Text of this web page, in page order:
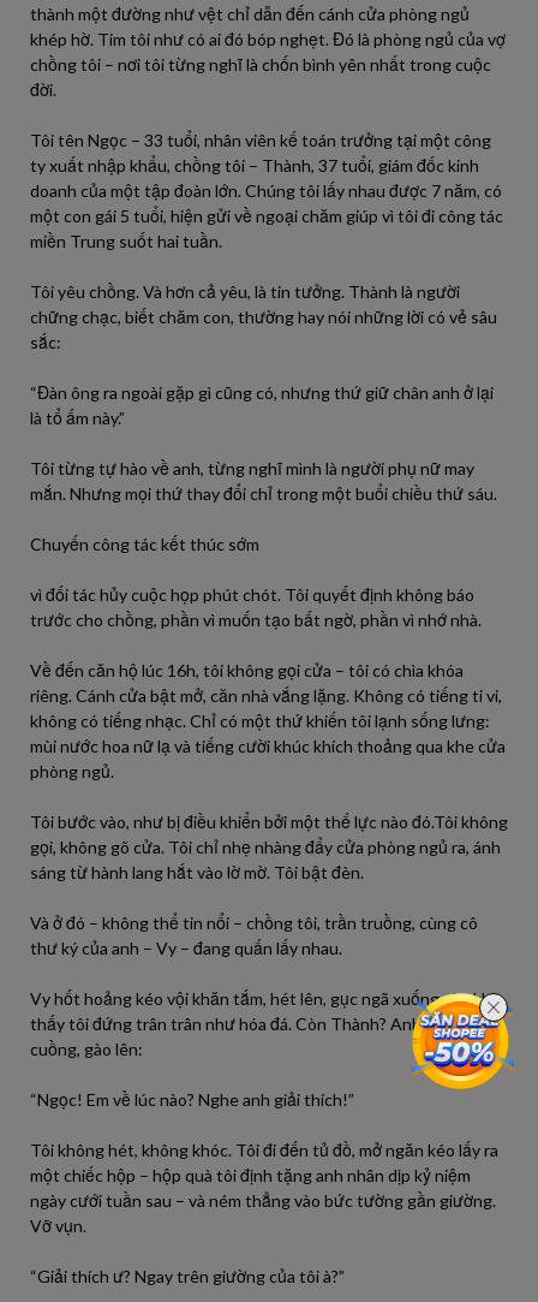
thành một đường như vệt chỉ dẫn đến cánh cửa phòng ngủ
khép hờ. Tim tôi như có ai đó bóp nghẹt. Đó là phòng ngủ của vợ
chồng tôi – nơi tôi từng nghĩ là chốn bình yên nhất trong cuộc
đời.
Tôi tên Ngọc – 33 tuổi, nhân viên kế toán trưởng tại một công
ty xuất nhập khẩu, chồng tôi – Thành, 37 tuổi, giám đốc kinh
doanh của một tập đoàn lớn. Chúng tôi lấy nhau được 7 năm, có
một con gái 5 tuổi, hiện gửi về ngoại chăm giúp vì tôi đi công tác
miền Trung suốt hai tuần.
Tôi yêu chồng. Và hơn cả yêu, là tin tưởng. Thành là người
chững chạc, biết chăm con, thường hay nói những lời có vẻ sâu
sắc:
“Đàn ông ra ngoài gặp gì cũng có, nhưng thứ giữ chân anh ở lại
là tổ ấm này.”
Tôi từng tự hào về anh, từng nghĩ mình là người phụ nữ may
mắn. Nhưng mọi thứ thay đổi chỉ trong một buổi chiều thứ sáu.
Chuyến công tác kết thúc sớm
vì đối tác hủy cuộc họp phút chót. Tôi quyết định không báo
trước cho chồng, phần vì muốn tạo bất ngờ, phần vì nhớ nhà.
Về đến căn hộ lúc 16h, tôi không gọi cửa – tôi có chìa khóa
riêng. Cánh cửa bật mở, căn nhà vắng lặng. Không có tiếng ti vi,
không có tiếng nhạc. Chỉ có một thứ khiến tôi lạnh sống lưng:
mùi nước hoa nữ lạ và tiếng cười khúc khích thoảng qua khe cửa
phòng ngủ.
Tôi bước vào, như bị điều khiển bởi một thế lực nào đó.Tôi không
gọi, không gõ cửa. Tôi chỉ nhẹ nhàng đẩy cửa phòng ngủ ra, ánh
sáng từ hành lang hắt vào lờ mờ. Tôi bật đèn.
Và ở đó – không thể tin nổi – chồng tôi, trần truồng, cùng cô
thư ký của anh – Vy – đang quấn lấy nhau.
Vy hốt hoảng kéo vội khăn tắm, hét lên, gục ngã xuống sàn khi
thấy tôi đứng trân trân như hóa đá. Còn Thành? Anh cuống
cuồng, gào lên:
“Ngọc! Em về lúc nào? Nghe anh giải thích!”
Tôi không hét, không khóc. Tôi đi đến tủ đồ, mở ngăn kéo lấy ra
một chiếc hộp – hộp quà tôi định tặng anh nhân dịp kỷ niệm
ngày cưới tuần sau – và ném thẳng vào bức tường gần giường.
Vỡ vụn.
“Giải thích ư? Ngay trên giường của tôi à?”